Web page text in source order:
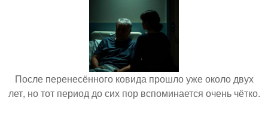
После перенесённого ковида прошло уже около двух
лет, но тот период до сих пор вспоминается очень чётко.